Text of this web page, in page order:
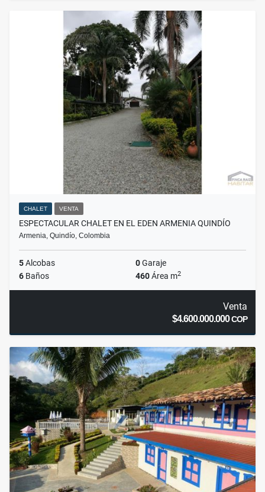
CHALET VENTA
ESPECTACULAR CHALET EN EL EDEN ARMENIA QUINDÍO
Armenia, Quindío, Colombia
5Alcobas 0Garaje
6 Baños 460Área m2
Venta
$4.600.000.000COP